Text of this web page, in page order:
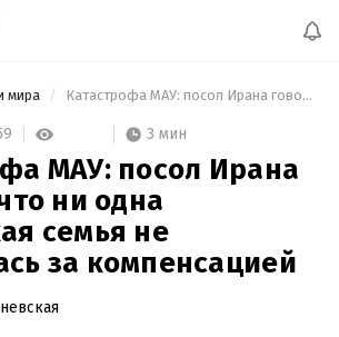
мира Катастрофа МАУ: посол Ирана говорит, что ни одна украинская семья не обращалась за компенсацией
3 мин
МАУ: посол Ирана
ни одна
семья не
за компенсацией